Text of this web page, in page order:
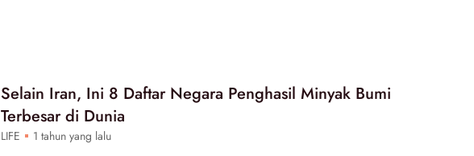
Selain Iran, Ini 8 Daftar Negara Penghasil Minyak Bumi
Terbesar di Dunia
LIFE 1 tahun yang lalu